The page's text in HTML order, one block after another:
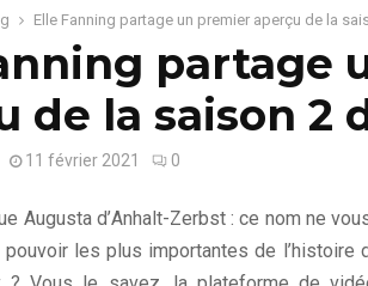
Elle Fanning partage un premier aperçu de la
partage
de la saison 2
11 février 2021 0
Augusta d’Anhalt-Zerbst : ce nom ne
les plus importantes de l’histoire